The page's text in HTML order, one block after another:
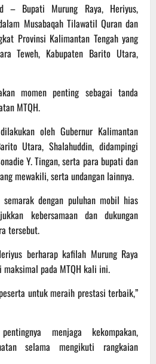
– Bupati Murung Raya, Heriyus,
Musabaqah Tilawatil Quran dan
Provinsi Kalimantan Tengah yang
Teweh, Kabupaten Barito Utara,
momen penting sebagai tanda
MTQH.
oleh Gubernur Kalimantan
Utara, Shalahuddin, didampingi
Y. Tingan, serta para bupati dan
mewakili, serta undangan lainnya.
dengan puluhan mobil hias
kebersamaan dan dukungan
tersebut.
berharap kafilah Murung Raya
pada MTQH kali ini.
untuk meraih prestasi terbaik,”
menjaga kekompakan,
selama mengikuti rangkaian